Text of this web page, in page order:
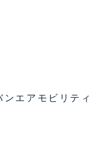
ンエアモビリティ